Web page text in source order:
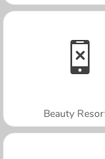
Beauty